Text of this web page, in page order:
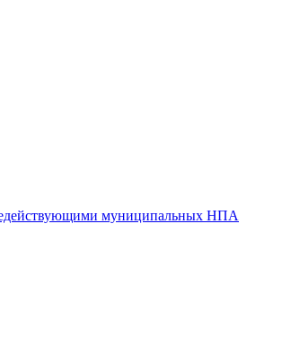
муниципальных НПА